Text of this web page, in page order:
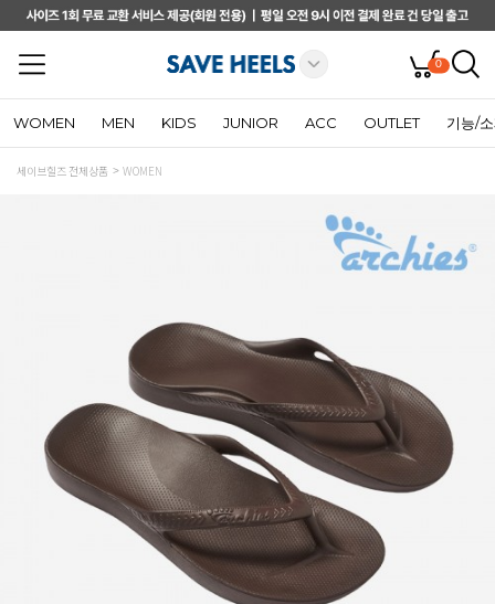
0
WOMEN MEN KIDS JUNIOR ACC OUTLET 기능/
세이브힐즈 전체상품 WOMEN